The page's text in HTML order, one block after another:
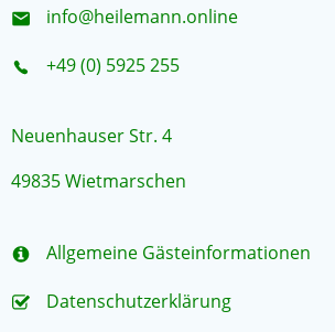
info@heilemann.online
+49 (0) 5925 255
Neuenhauser Str. 4
49835 Wietmarschen
Allgemeine Gästeinformationen
Datenschutzerklärung